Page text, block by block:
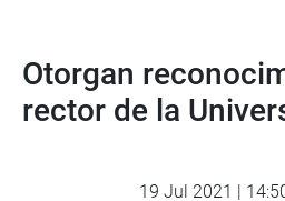
Otorgan
rector de la
19 Jul 2021 |